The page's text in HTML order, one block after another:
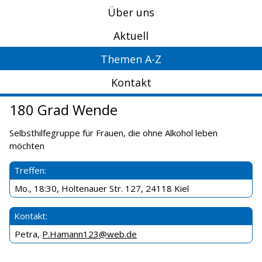
Über uns
Aktuell
Themen A-Z
Kontakt
180 Grad Wende
Selbsthilfegruppe für Frauen, die ohne Alkohol leben
möchten
Treffen:
Mo., 18:30, Holtenauer Str. 127, 24118 Kiel
Kontakt:
Petra, P.Hamann123@web.de